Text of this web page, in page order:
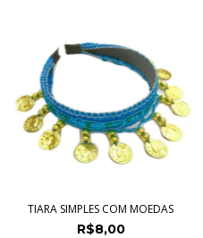
TIARA SIMPLES COM MOEDAS
R$8,00